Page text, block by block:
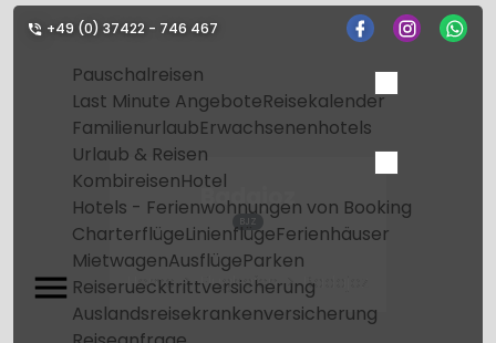
+49 (0) 37422 - 746 467
Pauschalreisen
Last Minute AngeboteReisekalender
FamilienurlaubErwachsenenhotels
Urlaub & Reisen
KombireisenHotel
Hotels - Ferienwohnungen von Booking
CharterflügeLinienflügeFerienhäuser
MietwagenAusflügeParken
Reiseruecktrittversicherung
Auslandsreisekrankenversicherung
Badajoz
BJZ
Home Flughafen Badajoz